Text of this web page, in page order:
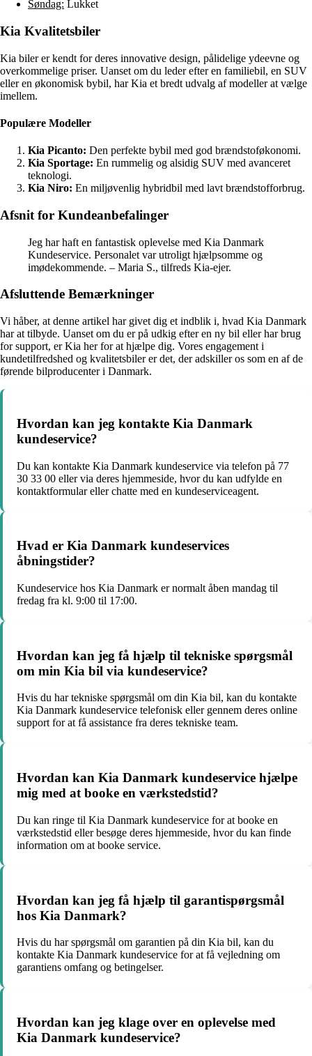
Søndag: Lukket
Kia Kvalitetsbiler
Kia biler er kendt for deres innovative design, pålidelige ydeevne og
overkommelige priser. Uanset om du leder efter en familiebil, en SUV
eller en økonomisk bybil, har Kia et bredt udvalg af modeller at vælge
imellem.
Populære Modeller
Kia Picanto: Den perfekte bybil med god brændstoføkonomi.
Kia Sportage: En rummelig og alsidig SUV med avanceret
teknologi.
Kia Niro: En miljøvenlig hybridbil med lavt brændstofforbrug.
Afsnit for Kundeanbefalinger
Jeg har haft en fantastisk oplevelse med Kia Danmark
Kundeservice. Personalet var utroligt hjælpsomme og
imødekommende. – Maria S., tilfreds Kia-ejer.
Afsluttende Bemærkninger
Vi håber, at denne artikel har givet dig et indblik i, hvad Kia Danmark
har at tilbyde. Uanset om du er på udkig efter en ny bil eller har brug
for support, er Kia her for at hjælpe dig. Vores engagement i
kundetilfredshed og kvalitetsbiler er det, der adskiller os som en af de
førende bilproducenter i Danmark.
Hvordan kan jeg kontakte Kia Danmark
kundeservice?
Du kan kontakte Kia Danmark kundeservice via telefon på 77
30 33 00 eller via deres hjemmeside, hvor du kan udfylde en
kontaktformular eller chatte med en kundeserviceagent.
Hvad er Kia Danmark kundeservices
åbningstider?
Kundeservice hos Kia Danmark er normalt åben mandag til
fredag fra kl. 9:00 til 17:00.
Hvordan kan jeg få hjælp til tekniske spørgsmål
om min Kia bil via kundeservice?
Hvis du har tekniske spørgsmål om din Kia bil, kan du kontakte
Kia Danmark kundeservice telefonisk eller gennem deres online
support for at få assistance fra deres tekniske team.
Hvordan kan Kia Danmark kundeservice hjælpe
mig med at booke en værkstedstid?
Du kan ringe til Kia Danmark kundeservice for at booke en
værkstedstid eller besøge deres hjemmeside, hvor du kan finde
information om at booke service.
Hvordan kan jeg få hjælp til garantispørgsmål
hos Kia Danmark?
Hvis du har spørgsmål om garantien på din Kia bil, kan du
kontakte Kia Danmark kundeservice for at få vejledning om
garantiens omfang og betingelser.
Hvordan kan jeg klage over en oplevelse med
Kia Danmark kundeservice?